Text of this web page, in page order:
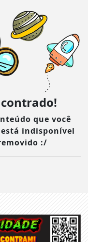
que você
indisponível
:/